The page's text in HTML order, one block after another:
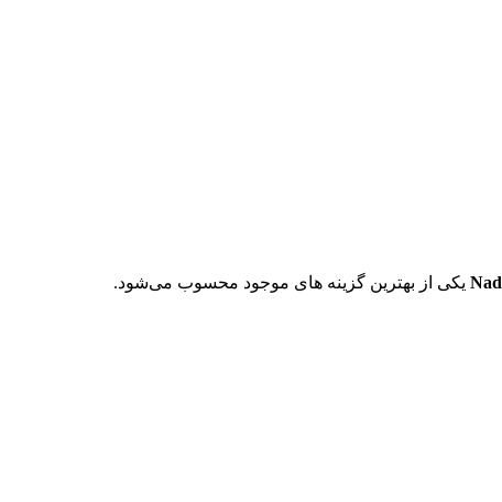
یکی از بهترین گزینه های موجود محسوب می‌شود.